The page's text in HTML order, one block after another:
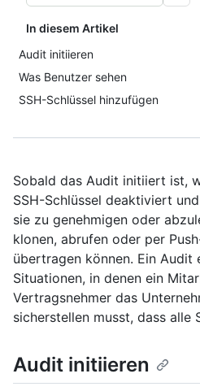
In diesem Artikel
Audit initiieren
Was Benutzer sehen
SSH-Schlüssel hinzufügen
Sobald das Audit initiiert ist,
SSH-Schlüssel deaktiviert
sie zu genehmigen oder
klonen, abrufen oder per
übertragen können. Ein Audit
Situationen, in denen ein
Vertragsnehmer das
sicherstellen musst, dass alle
Audit initiieren